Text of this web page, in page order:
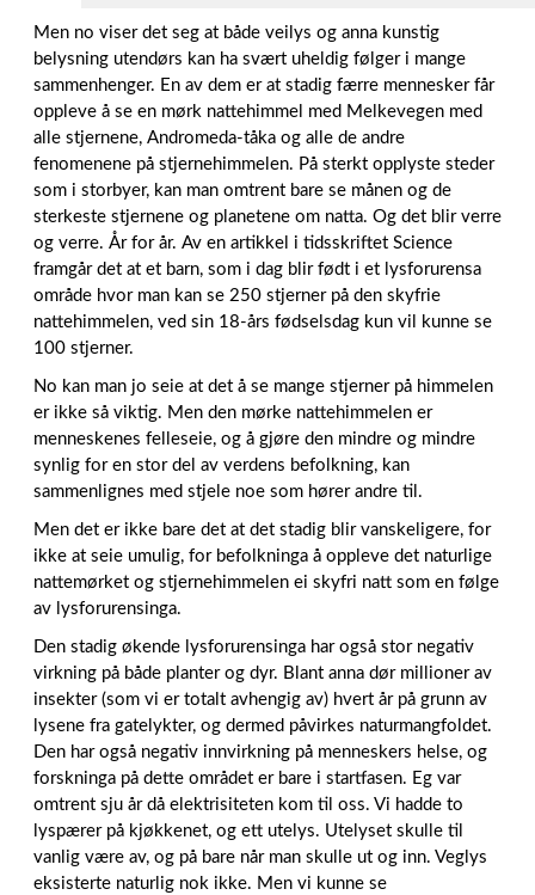
Men no viser det seg at både veilys og anna kunstig
belysning utendørs kan ha svært uheldig følger i mange
sammenhenger. En av dem er at stadig færre mennesker får
oppleve å se en mørk nattehimmel med Melkevegen med
alle stjernene, Andromeda-tåka og alle de andre
fenomenene på stjernehimmelen. På sterkt opplyste steder
som i storbyer, kan man omtrent bare se månen og de
sterkeste stjernene og planetene om natta. Og det blir verre
og verre. År for år. Av en artikkel i tidsskriftet Science
framgår det at et barn, som i dag blir født i et lysforurensa
område hvor man kan se 250 stjerner på den skyfrie
nattehimmelen, ved sin 18-års fødselsdag kun vil kunne se
100 stjerner.
No kan man jo seie at det å se mange stjerner på himmelen
er ikke så viktig. Men den mørke nattehimmelen er
menneskenes felleseie, og å gjøre den mindre og mindre
synlig for en stor del av verdens befolkning, kan
sammenlignes med stjele noe som hører andre til.
Men det er ikke bare det at det stadig blir vanskeligere, for
ikke at seie umulig, for befolkninga å oppleve det naturlige
nattemørket og stjernehimmelen ei skyfri natt som en følge
av lysforurensinga.
Den stadig økende lysforurensinga har også stor negativ
virkning på både planter og dyr. Blant anna dør millioner av
insekter (som vi er totalt avhengig av) hvert år på grunn av
lysene fra gatelykter, og dermed påvirkes naturmangfoldet.
Den har også negativ innvirkning på menneskers helse, og
forskninga på dette området er bare i startfasen. Eg var
omtrent sju år då elektrisiteten kom til oss. Vi hadde to
lyspærer på kjøkkenet, og ett utelys. Utelyset skulle til
vanlig være av, og på bare når man skulle ut og inn. Veglys
eksisterte naturlig nok ikke. Men vi kunne se